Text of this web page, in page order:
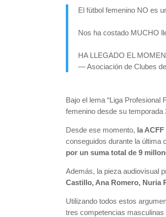
El fútbol femenino NO es
Nos ha costado MUCHO
HA LLEGADO EL
— Asociación de Clubes
Bajo el lema “Liga
femenino desde su
Desde ese momento, la
conseguidos durante la última
por un suma total de 9
Además, la pieza audiovisual
Castillo, Ana Romero, Nuria
Utilizando todos estos
tres competencias masculinas